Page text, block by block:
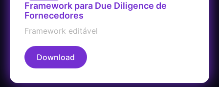
Framework para Due Diligence de
Fornecedores
Framework editável
Download